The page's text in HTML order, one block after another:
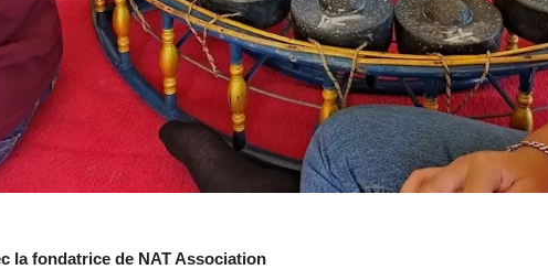
la fondatrice de NAT Association